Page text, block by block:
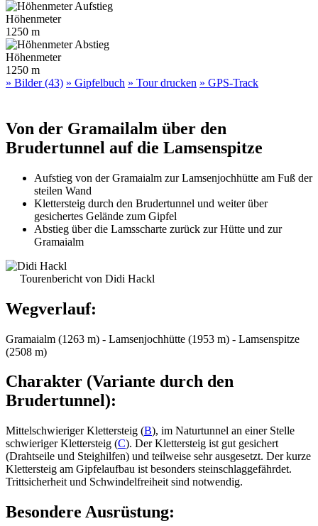
Höhenmeter
1250 m
Höhenmeter
1250 m
» Bilder (43) » Gipfelbuch » Tour drucken » GPS-Track
Von der Gramailalm über den
Brudertunnel auf die Lamsenspitze
Aufstieg von der Gramaialm zur Lamsenjochhütte am Fuß der
steilen Wand
Klettersteig durch den Brudertunnel und weiter über
gesichertes Gelände zum Gipfel
Abstieg über die Lamsscharte zurück zur Hütte und zur
Gramaialm
Tourenbericht von Didi Hackl
Wegverlauf:
Gramaialm (1263 m) - Lamsenjochhütte (1953 m) - Lamsenspitze
(2508 m)
Charakter (Variante durch den
Brudertunnel):
Mittelschwieriger Klettersteig (B), im Naturtunnel an einer Stelle
schwieriger Klettersteig (C). Der Klettersteig ist gut gesichert
(Drahtseile und Steighilfen) und teilweise sehr ausgesetzt. Der kurze
Klettersteig am Gipfelaufbau ist besonders steinschlaggefährdet.
Trittsicherheit und Schwindelfreiheit sind notwendig.
Besondere Ausrüstung: